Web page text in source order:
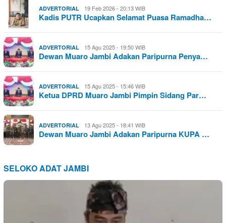
ADVERTORIAL 19 Feb 2026 - 20:13 WIB
Kadis PUTR Ucapkan Selamat Puasa Ramadha…
ADVERTORIAL 15 Agu 2025 - 19:50 WIB
Dewan Muaro Jambi Adakan Paripurna Penya…
ADVERTORIAL 15 Agu 2025 - 15:46 WIB
Ketua DPRD Muaro Jambi Pimpin Sidang Par…
ADVERTORIAL 13 Agu 2025 - 18:41 WIB
Dewan Muaro Jambi Adakan Paripurna KUPA …
SELOKO ADAT JAMBI